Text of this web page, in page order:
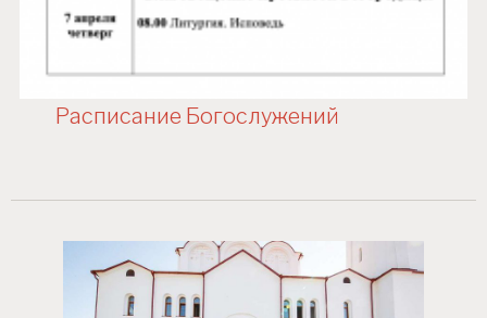
Расписание Богослужений